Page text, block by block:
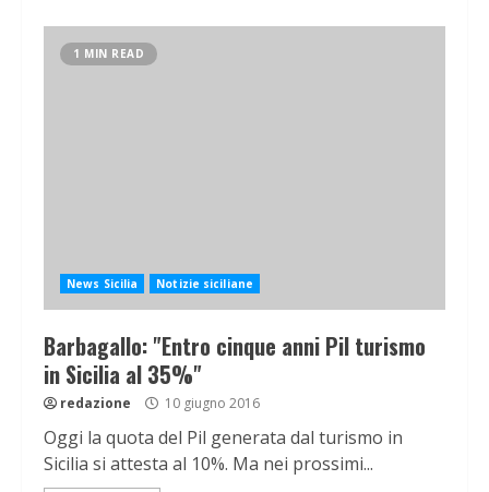
1 MIN READ
News Sicilia Notizie siciliane
Barbagallo: "Entro cinque anni Pil turismo
in Sicilia al 35%"
redazione 10 giugno 2016
Oggi la quota del Pil generata dal turismo in
Sicilia si attesta al 10%. Ma nei prossimi...